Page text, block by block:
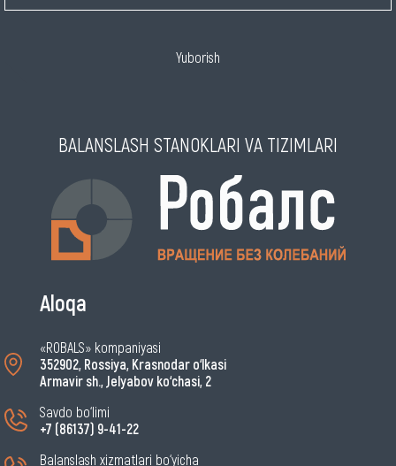
Yuborish
BALANSLASH STANOKLARI VA TIZIMLARI
Aloqa
«ROBALS» kompaniyasi
352902, Rossiya, Krasnodar o‘lkasi
Armavir sh., Jelyabov ko‘chasi, 2
Savdo bo‘limi
+7 (86137) 9-41-22
Balanslash xizmatlari bo‘yicha